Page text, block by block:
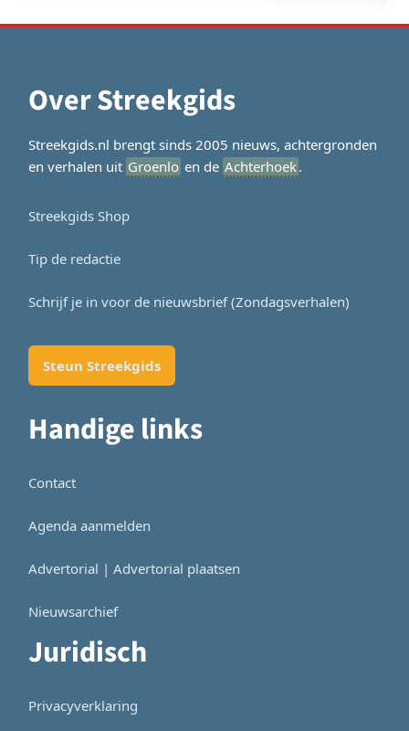
Over Streekgids
Streekgids.nl brengt sinds 2005 nieuws, achtergronden
en verhalen uit Groenlo en de Achterhoek.
Streekgids Shop
Tip de redactie
Schrijf je in voor de nieuwsbrief (Zondagsverhalen)
Steun Streekgids
Handige links
Contact
Agenda aanmelden
Advertorial | Advertorial plaatsen
Nieuwsarchief
Juridisch
Privacyverklaring